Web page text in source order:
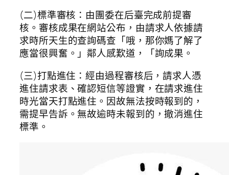
(二)標準審核：由團委在后臺完成前提審
核。審核成果在網站公布，由請求人依據請
求時所天生的查詢碼查「哦，那你媽了解了
應當很興奮。」鄰人感歎道，「詢成果。
(三)打點進住：經由過程審核后，請求人憑
進住請求表、確認短信等證實，在請求進住
時光當天打點進住。因故無法按時報到的，
需提早告訴。無故逾時未報到的，撤消進住
標準。